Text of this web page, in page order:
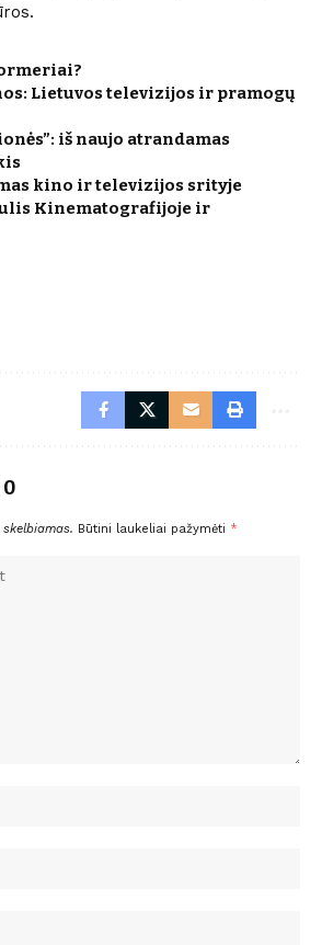
Lietuvos televizijos ir pramogų
iš naujo atrandamas
kino ir televizijos srityje
Kinematografijoje ir
Būtini laukeliai pažymėti *